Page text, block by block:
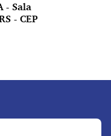
- Sala
- CEP